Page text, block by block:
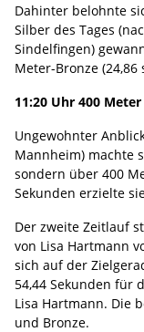
Dahinter belohnte
Silber des Tages
Sindelfingen)
Meter-Bronze (24,86
11:20 Uhr 400 Meter
Ungewohnter
Mannheim) machte
sondern über 400
Sekunden erzielte
Der zweite Zeitlauf
von Lisa Hartmann
sich auf der
54,44 Sekunden für
Lisa Hartmann. Die
und Bronze.